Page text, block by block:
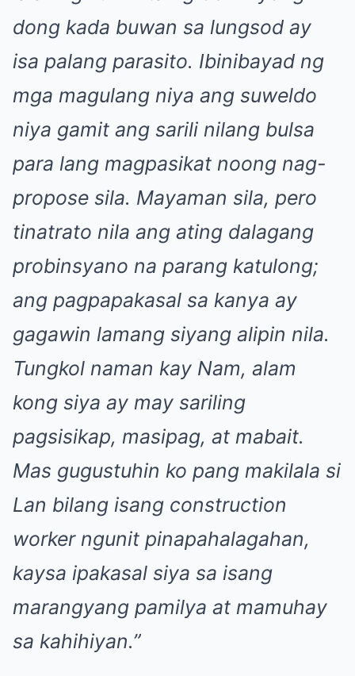
dong kada buwan sa lungsod ay
isa palang parasito. Ibinibayad ng
mga magulang niya ang suweldo
niya gamit ang sarili nilang bulsa
para lang magpasikat noong nag-
propose sila. Mayaman sila, pero
tinatrato nila ang ating dalagang
probinsyano na parang katulong;
ang pagpapakasal sa kanya ay
gagawin lamang siyang alipin nila.
Tungkol naman kay Nam, alam
kong siya ay may sariling
pagsisikap, masipag, at mabait.
Mas gugustuhin ko pang makilala si
Lan bilang isang construction
worker ngunit pinapahalagahan,
kaysa ipakasal siya sa isang
marangyang pamilya at mamuhay
sa kahihiyan.”